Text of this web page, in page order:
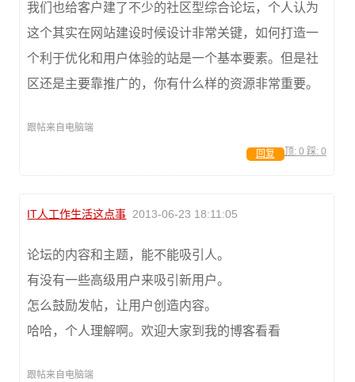
我们也给客户建了不少的社区型综合论坛，个人认为
这个其实在网站建设时候设计非常关键，如何打造一
个利于优化和用户体验的站是一个基本要素。但是社
区还是主要靠推广的，你有什么样的资源非常重要。
跟帖来自电脑端
顶: 0 踩: 0
回复
IT人工作生活这点事 2013-06-23 18:11:05
论坛的内容和主题，能不能吸引人。
有没有一些高级用户来吸引新用户。
怎么鼓励发帖，让用户创造内容。
哈哈，个人理解啊。欢迎大家到我的博客看看
跟帖来自电脑端